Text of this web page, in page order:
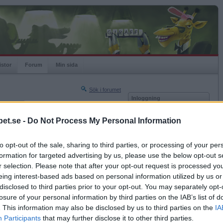
- Do Not Process My Personal Information
opt-out of the sale, sharing to third parties, or processing of your
for targeted advertising by us, please use the below opt-out
selection. Please note that after your opt-out request is processed
interest-based ads based on personal information utilized by us
to third parties prior to your opt-out. You may separately
of your personal information by third parties on the IAB’s list of
This information may also be disclosed by us to third parties on the
Participants that may further disclose it to other third parties.
Forum Min sida
Sök i forumet
Nästa sida »
2015-03-16 17:24
Inloggning
Kom ihåg mig
Glömt ditt lösenord?
Få ny aktiveringslänk
Betapet är gratis!